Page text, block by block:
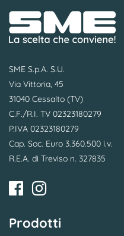
SME S.p.A. S.U.
Via Vittoria, 45
31040 Cessalto (TV)
C.F./R.I. TV 02323180279
P.IVA 02323180279
Cap. Soc. Euro 3.360.500 i.v.
R.E.A. di Treviso n. 327835
Prodotti